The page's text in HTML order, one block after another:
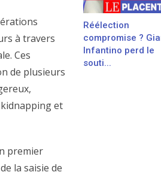
à travers
Ces
de plusieurs
kidnapping et
premier
la saisie de
Réélection
compromise ?
Infantino perd le
souti...